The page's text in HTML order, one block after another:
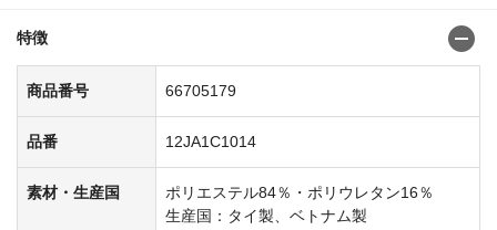
特徴
商品番号 66705179
品番 12JA1C1014
素材・生産国
ポリエステル84％・ポリウレタン16％
生産国：タイ製、ベトナム製